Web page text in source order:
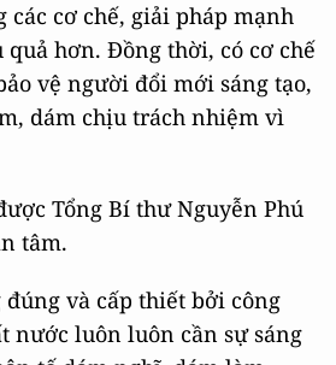
các cơ chế, giải pháp mạnh
quả hơn. Đồng thời, có cơ chế
vệ người đổi mới sáng tạo,
dám chịu trách nhiệm vì
Tổng Bí thư Nguyễn Phú
tâm.
và cấp thiết bởi công
nước luôn luôn cần sự sáng